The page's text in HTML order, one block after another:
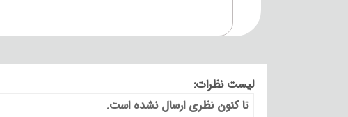
لیست نظرات:
تا کنون نظری ارسال نشده است.